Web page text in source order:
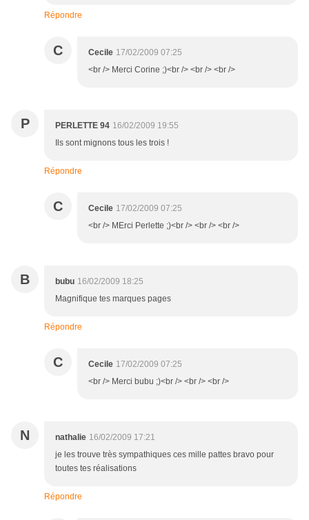
Répondre
C Cecile 17/02/2009 07:25
<br /> Merci Corine ;)<br /> <br /> <br />
P PERLETTE 94 16/02/2009 19:55
Ils sont mignons tous les trois !
Répondre
C Cecile 17/02/2009 07:25
<br /> MErci Perlette ;)<br /> <br /> <br />
B bubu 16/02/2009 18:25
Magnifique tes marques pages
Répondre
C Cecile 17/02/2009 07:25
<br /> Merci bubu ;)<br /> <br /> <br />
N nathalie 16/02/2009 17:21
je les trouve très sympathiques ces mille pattes bravo pour
toutes tes réalisations
Répondre